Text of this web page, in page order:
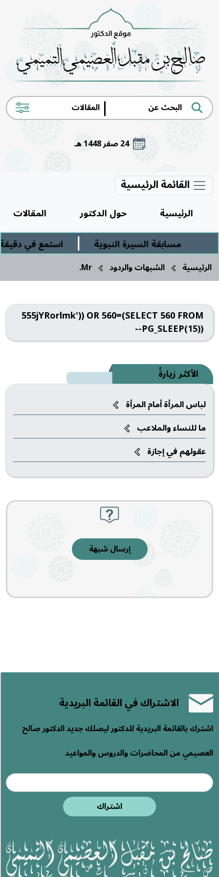
|
24 صفر 1448 هـ
القائمة الرئيسية
الرئيسية حول الدكتور
المقالات
مسابقة السيرة النبوية
| استمع في
الرئيسية الشبهات والردود Mr.
الأكثر زيارةً
لباس المرأة أمام المرأة
ما للنساء والملاعب‎
عقولهم في إجازة
إرسال شبهة
555jYRorlmk')) OR 560=(SELECT 560 FROM
PG_SLEEP(15))--
الاشتراك في القائمة البريدية
اشترك بالقائمة البريدية للدكتور ليصلك جديد الدكتور صالح
العصيمي من المحاضرات والدروس والمواعيد
اشتراك